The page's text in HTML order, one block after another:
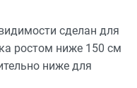
сделан для
ростом ниже 150 см
ниже для